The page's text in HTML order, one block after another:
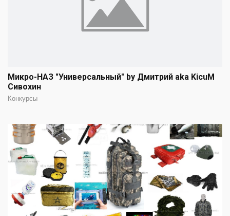
Микро-НАЗ "Универсальный" by Дмитрий aka KicuM
Сивохин
Конкурсы